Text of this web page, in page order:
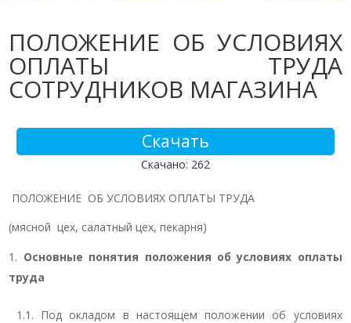
ПОЛОЖЕНИЕ ОБ УСЛОВИЯХ
ОПЛАТЫ ТРУДА
СОТРУДНИКОВ МАГАЗИНА
Скачать
Скачано: 262
ПОЛОЖЕНИЕ ОБ УСЛОВИЯХ ОПЛАТЫ ТРУДА
(мясной цех, салатный цех, пекарня)
Основные понятия положения об условиях оплаты
труда
1.1. Под окладом в настоящем положении об условиях